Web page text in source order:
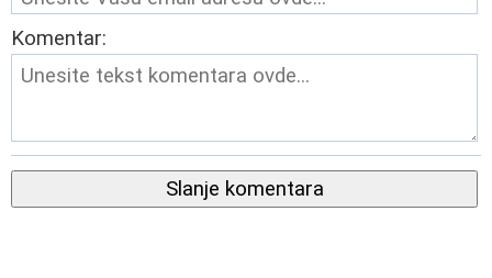
Komentar:
Slanje komentara